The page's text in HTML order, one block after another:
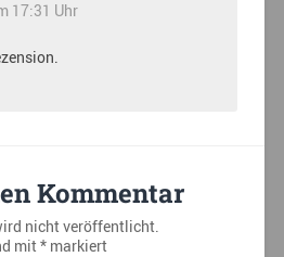
17:31 Uhr
Kommentar
nicht veröffentlicht.
mit*markiert